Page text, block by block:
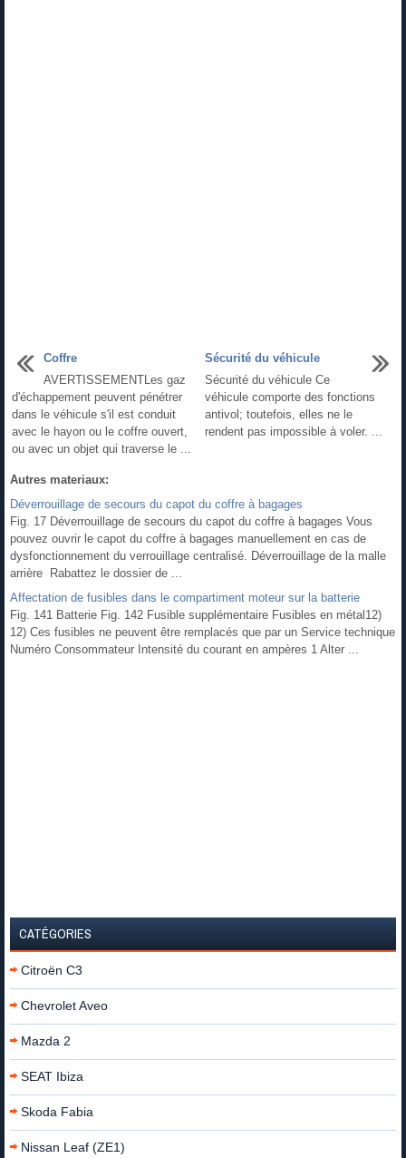
Coffre
AVERTISSEMENTLes gaz
d'échappement peuvent pénétrer
dans le véhicule s'il est conduit
avec le hayon ou le coffre ouvert,
ou avec un objet qui traverse le ...
Sécurité du véhicule
Sécurité du véhicule Ce
véhicule comporte des fonctions
antivol; toutefois, elles ne le
rendent pas impossible à voler. ...
Autres materiaux:
Déverrouillage de secours du capot du coffre à bagages
Fig. 17 Déverrouillage de secours du capot du coffre à bagages Vous
pouvez ouvrir le capot du coffre à bagages manuellement en cas de
dysfonctionnement du verrouillage centralisé. Déverrouillage de la malle
arrière Rabattez le dossier de ...
Affectation de fusibles dans le compartiment moteur sur la batterie
Fig. 141 Batterie Fig. 142 Fusible supplémentaire Fusibles en métal12)
12) Ces fusibles ne peuvent être remplacés que par un Service technique
Numéro Consommateur Intensité du courant en ampères 1 Alter ...
CATÉGORIES
Citroën C3
Chevrolet Aveo
Mazda 2
SEAT Ibiza
Skoda Fabia
Nissan Leaf (ZE1)